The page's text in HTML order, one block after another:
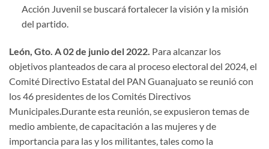
Acción Juvenil se buscará fortalecer la visión y la misión
del partido.
León, Gto. A 02 de junio del 2022. Para alcanzar los
objetivos planteados de cara al proceso electoral del 2024, el
Comité Directivo Estatal del PAN Guanajuato se reunió con
los 46 presidentes de los Comités Directivos
Municipales.Durante esta reunión, se expusieron temas de
medio ambiente, de capacitación a las mujeres y de
importancia para las y los militantes, tales como la